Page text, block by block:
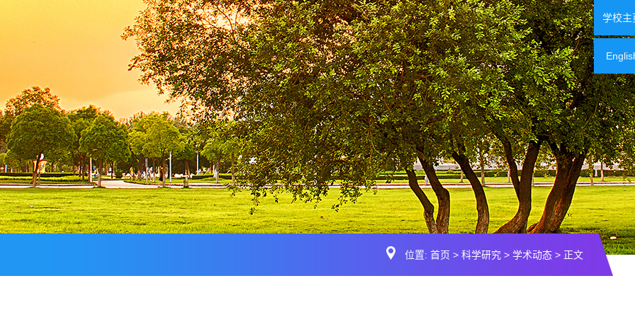
学校主
位置: 首页 > 科学研究 > 学术动态 > 正文